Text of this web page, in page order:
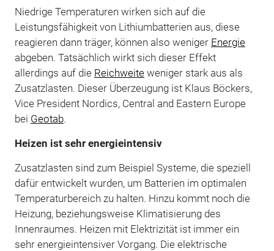
Niedrige Temperaturen wirken sich auf die
Leistungsfähigkeit von Lithiumbatterien aus, diese
reagieren dann träger, können also weniger Energie
abgeben. Tatsächlich wirkt sich dieser Effekt
allerdings auf die Reichweiteweniger stark aus als
Zusatzlasten. Dieser Überzeugung ist Klaus Böckers,
Vice President Nordics, Central and Eastern Europe
bei Geotab.
Heizen ist sehr energieintensiv
Zusatzlasten sind zum Beispiel Systeme, die speziell
dafür entwickelt wurden, um Batterien im optimalen
Temperaturbereich zu halten. Hinzu kommt noch die
Heizung, beziehungsweise Klimatisierung des
Innenraumes. Heizen mit Elektrizität ist immer ein
sehr energieintensiver Vorgang. Die elektrische